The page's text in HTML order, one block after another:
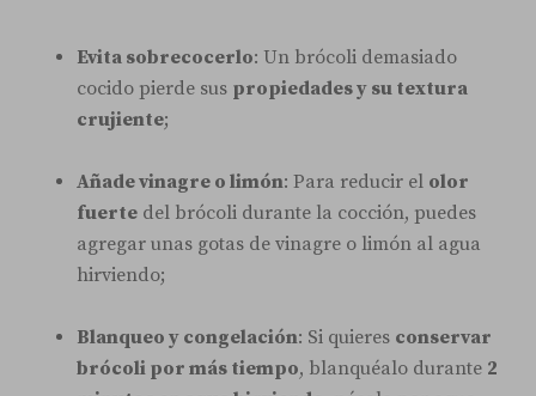
Evita sobrecocerlo: Un brócoli demasiado
cocido pierde sus propiedades y su textura
crujiente;
Añade vinagre o limón: Para reducir el olor
fuerte del brócoli durante la cocción, puedes
agregar unas gotas de vinagre o limón al agua
hirviendo;
Blanqueo y congelación: Si quieres conservar
brócoli por más tiempo, blanquéalo durante 2